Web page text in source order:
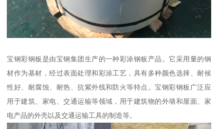
宝钢彩钢板是由宝钢集团生产的一种彩涂钢板产品。它采用量的钢
材作为基材，经过表面处理和彩涂工艺，具有多种颜色选择、耐候
性好、耐腐蚀、耐热、抗紫外线和防火等特点。宝钢彩钢板广泛应
用于建筑、家电、交通运输等领域，用于建筑物的外墙和屋面、家
电产品的外壳以及交通运输工具的制造等。